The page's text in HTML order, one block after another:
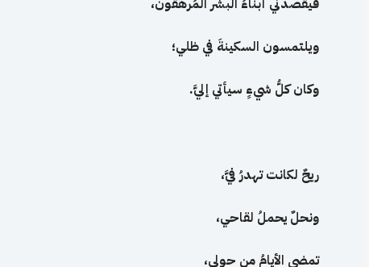
ويلتمسون السكينةَ في ظلي؛
وكان كلُّ شيءٍ سيأتي إليَّ.
ريحٌ لكانت تهدرُ فيَّ،
ونحلٌ يحملُ لقاحي،
تمضي الأيامُ من حولي،